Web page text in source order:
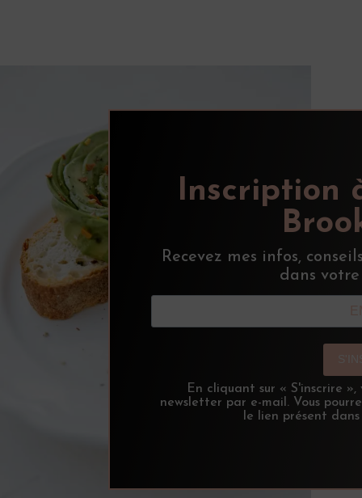
Inscription
Recevez mes infos,
dans
En cliquant sur « S'inscrire
newsletter par e-mail. Vous
le lien présent